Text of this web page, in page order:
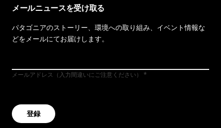
メールニュースを受け取る
パタゴニアのストーリー、環境への取り組み、イベント情報な
どをメールにてお届けします。
メールアドレス（入力間違いにご注意ください）
登録